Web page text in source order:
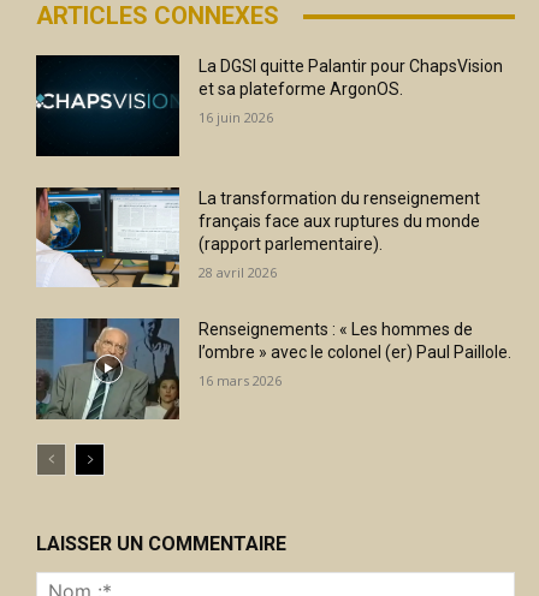
ARTICLES CONNEXES
La DGSI quitte Palantir pour ChapsVision
et sa plateforme ArgonOS.
16 juin 2026
La transformation du renseignement
français face aux ruptures du monde
(rapport parlementaire).
28 avril 2026
Renseignements : « Les hommes de
l’ombre » avec le colonel (er) Paul Paillole.
16 mars 2026
LAISSER UN COMMENTAIRE